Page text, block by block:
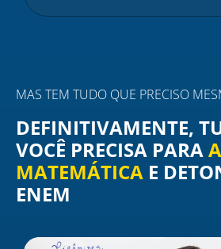
MAS TEM TUDO QUE PRECISO
DEFINITIVAMENTE,
VOCÊ PRECISA PARA
MATEMÁTICA E
ENEM